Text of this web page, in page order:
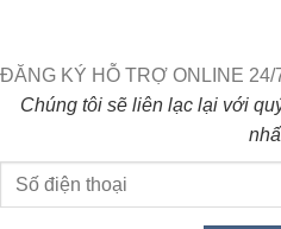
ĐĂNG KÝ HỖ TRỢ ONLINE 24/
Chúng tôi sẽ liên lạc lại với